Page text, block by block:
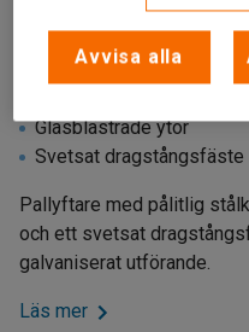
Glasblästrade ytor
Svetsat dragstångsfäste
Pallyftare med pålitlig
och ett svetsat
galvaniserat utförande.
Läs mer
Avvisa alla